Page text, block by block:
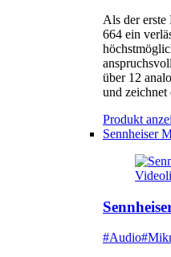
Als der erste
664 ein
über 12
und zeichnet
Produkt
Sennheiser
#Audio